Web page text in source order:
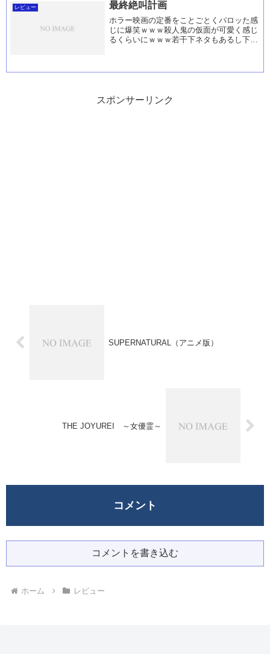
レビュー 最終絶叫計画
ホラー映画の定番をことごとくパロッた感
じに爆笑ｗｗｗ殺人鬼の仮面が可愛く感じ
るくらいにｗｗｗ若干下ネタもあるし下品
スポンサーリンク
SUPERNATURAL（アニメ版）
THE JOYUREI ～女優霊～
コメント
コメントを書き込む
ホーム レビュー